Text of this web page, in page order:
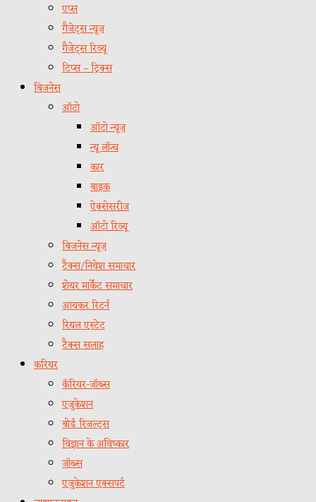
एप्स
गैजेट्स न्यूज़
गैजेट्स रिव्यू
टिप्स – ट्रिक्स
बिजनेस
ऑटो
ऑटो न्यूज़
न्यू लॉन्च
कार
बाइक
ऐक्सेसरीज
ऑटो रिव्यू
बिजनेस न्यूज़
टैक्स/निवेश समाचार
शेयर मार्केट समाचार
आयकर रिटर्न
रियल एस्टेट
टैक्स सलाह
करियर
कॅरियर-जॉब्स
एजुकेशन
बोर्ड रिजल्ट्स
विज्ञान के अविष्कार
जॉब्स
एजुकेशन एक्सपर्ट